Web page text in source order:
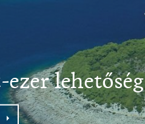
ezer lehetőség